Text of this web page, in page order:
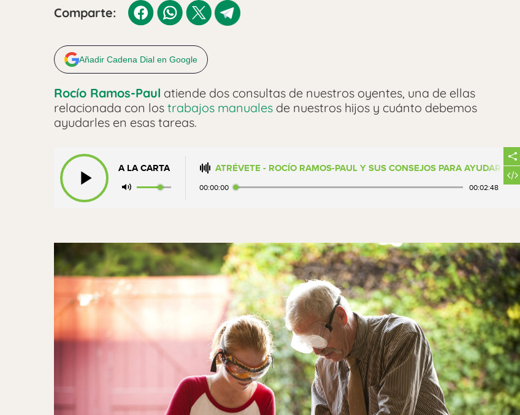
Comparte:
Añadir Cadena Dial en Google
Rocío Ramos-Paul atiende dos consultas de nuestros oyentes, una de ellas
relacionada con los trabajos manuales de nuestros hijos y cuánto debemos
ayudarles en esas tareas.
A LA CARTA ATRÉVETE - ROCÍO RAMOS-PAUL Y SUS CONSEJOS PARA AYUDAR A
00:00:00 00:02:48